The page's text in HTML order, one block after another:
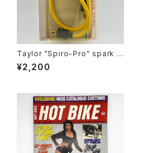
Taylor "Spiro-Pro" spark p
lug wires by Sumax #A
¥2,200